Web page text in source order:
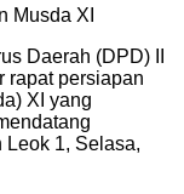
Musda XI
Daerah (DPD) II
rapat persiapan
XI yang
Leok 1, Selasa,